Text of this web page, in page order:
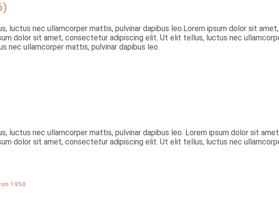
luctus nec ullamcorper mattis, pulvinar dapibus leo.Lorem ipsum dolor sit
dolor sit amet, consectetur adipiscing elit. Ut elit tellus, luctus nec
ullamcorper mattis, pulvinar dapibus leo.
luctus nec ullamcorper mattis, pulvinar dapibus leo. Lorem ipsum dolor sit
dolor sit amet, consectetur adipiscing elit. Ut elit tellus, luctus nec
1950